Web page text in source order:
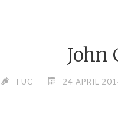
John
FUC 24 APRIL